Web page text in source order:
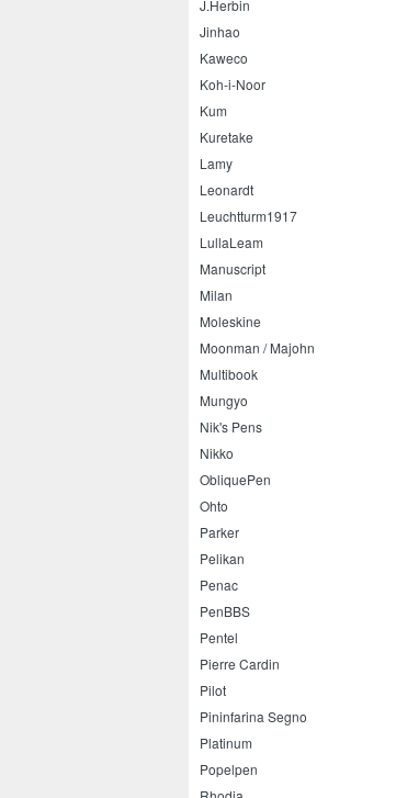
J.Herbin
Jinhao
Kaweco
Koh-i-Noor
Kum
Kuretake
Lamy
Leonardt
Leuchtturm1917
LullaLeam
Manuscript
Milan
Moleskine
Moonman / Majohn
Multibook
Mungyo
Nik's Pens
Nikko
ObliquePen
Ohto
Parker
Pelikan
Penac
PenBBS
Pentel
Pierre Cardin
Pilot
Pininfarina Segno
Platinum
Popelpen